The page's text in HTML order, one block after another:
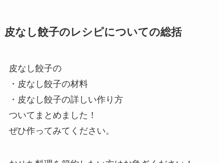
皮なし餃子のレシピについての総括
皮なし餃子の
・皮なし餃子の材料
・皮なし餃子の詳しい作り方
ついてまとめました！
ぜひ作ってみてください。